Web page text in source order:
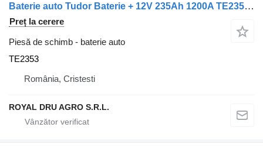
Baterie auto Tudor Baterie + 12V 235Ah 1200A TE2353 pentru camion Tudor StrongPRO EFB+
Preț la cerere
Piesă de schimb - baterie auto
TE2353
România, Cristesti
ROYAL DRU AGRO S.R.L.